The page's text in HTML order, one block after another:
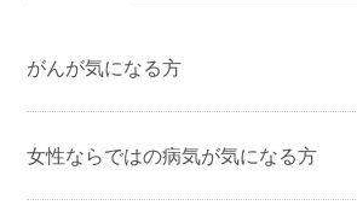
がんが気になる方
女性ならではの病気が気になる方